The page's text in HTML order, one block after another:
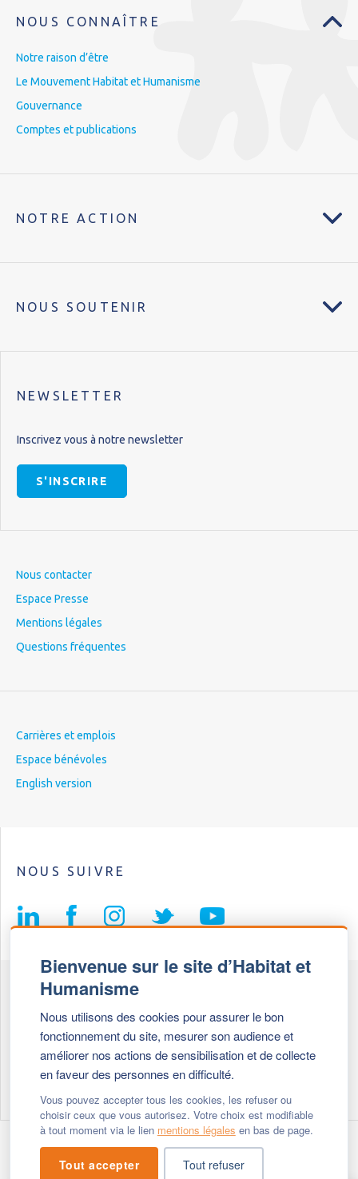
Bienvenue sur le site d’Habitat et
Humanisme
Nous utilisons des cookies pour assurer le bon
fonctionnement du site, mesurer son audience et
améliorer nos actions de sensibilisation et de collecte
en faveur des personnes en difficulté.
Vous pouvez accepter tous les cookies, les refuser ou
choisir ceux que vous autorisez. Votre choix est modifiable
à tout moment via le lien mentions légales en bas de page.
Tout accepter Tout refuser
NOUS CONNAÎTRE
Notre raison d’être
Le Mouvement Habitat et Humanisme
Gouvernance
Comptes et publications
NOTRE ACTION
NOUS SOUTENIR
NEWSLETTER
Inscrivez vous à notre newsletter
S'INSCRIRE
Nous contacter
Espace Presse
Mentions légales
Questions fréquentes
Carrières et emplois
Espace bénévoles
English version
NOUS SUIVRE
69647 Caluire et Cuire cedex
+ 33 (0)4 72 27 42 58
- © 2026 Habitat & Humanisme